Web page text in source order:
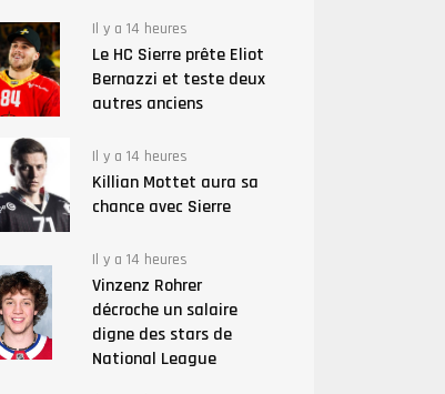
Il y a 14 heures
Le HC Sierre prête Eliot
Bernazzi et teste deux
autres anciens
Il y a 14 heures
Killian Mottet aura sa
chance avec Sierre
Il y a 14 heures
Vinzenz Rohrer
décroche un salaire
digne des stars de
National League